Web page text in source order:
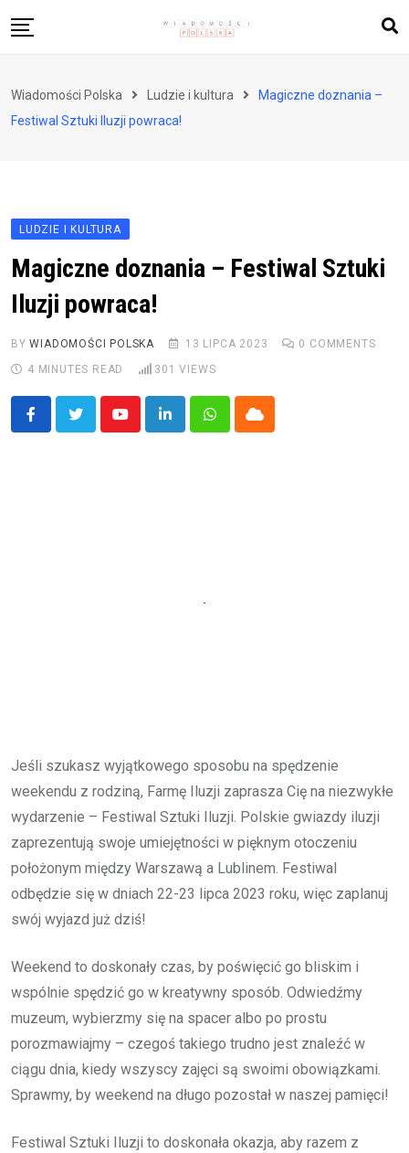
to
Zdrowie i styl życia
Wiadomości Polska Ludzie i kultura
Magiczne doznania –
Festiwal Sztuki Iluzji powraca!
LUDZIE I KULTURA
Magiczne doznania – Festiwal Sztuki
Iluzji powraca!
BYWIADOMOŚCI POLSKA 13 LIPCA 2023 0 COMMENTS
4 MINUTES READ
301 VIEWS
YoutubeLinkedInWhatsappCloud
Jeśli szukasz wyjątkowego sposobu na spędzenie
weekendu z rodziną, Farmę Iluzji zaprasza Cię na niezwykłe
wydarzenie – Festiwal Sztuki Iluzji. Polskie gwiazdy iluzji
zaprezentują swoje umiejętności w pięknym otoczeniu
położonym między Warszawą a Lublinem. Festiwal
odbędzie się w dniach 22-23 lipca 2023 roku, więc zaplanuj
swój wyjazd już dziś!
Weekend to doskonały czas, by poświęcić go bliskim i
wspólnie spędzić go w kreatywny sposób. Odwiedźmy
muzeum, wybierzmy się na spacer albo po prostu
porozmawiajmy – czegoś takiego trudno jest znaleźć w
ciągu dnia, kiedy wszyscy zajęci są swoimi obowiązkami.
Sprawmy, by weekend na długo pozostał w naszej pamięci!
Festiwal Sztuki Iluzji to doskonała okazja, aby razem z